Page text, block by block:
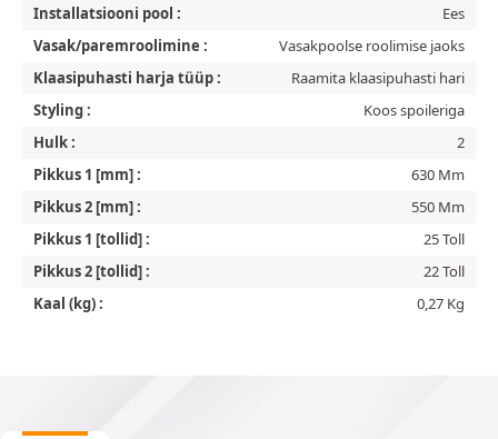
Installatsiooni pool :
Ees
Vasak/paremroolimine :
Vasakpoolse roolimise jaoks
Klaasipuhasti harja tüüp :
Raamita klaasipuhasti hari
Styling :
Koos spoileriga
Hulk :
2
Pikkus 1 [mm] :
630 Mm
Pikkus 2 [mm] :
550 Mm
Pikkus 1 [tollid] :
25 Toll
Pikkus 2 [tollid] :
22 Toll
Kaal (kg) :
0,27 Kg